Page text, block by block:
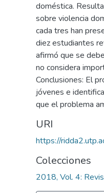
doméstica.
sobre violencia
cada tres han
diez estudiantes
afirmó que se
no considera
Conclusiones: El
jóvenes e
que el problema
URI
https://
Colecciones
2018, Vol. 4: